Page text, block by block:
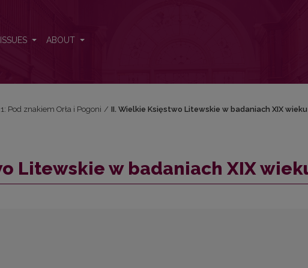
ISSUES ABOUT
Pod znakiem Orła i Pogoni / II. Wielkie Księstwo Litewskie w badaniach XIX wieku
Litewskie w badaniach XIX